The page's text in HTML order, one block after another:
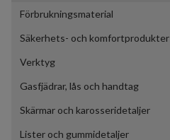
Förbrukningsmaterial
Säkerhets- och komfortprodukter
Verktyg
Gasfjädrar, lås och handtag
Skärmar och karosseridetaljer
Lister och gummidetaljer